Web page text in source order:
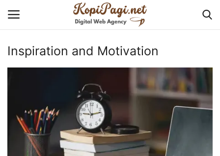
Login Register
Tentang KopiPagi.net
Contact
Inspiration and Motivation